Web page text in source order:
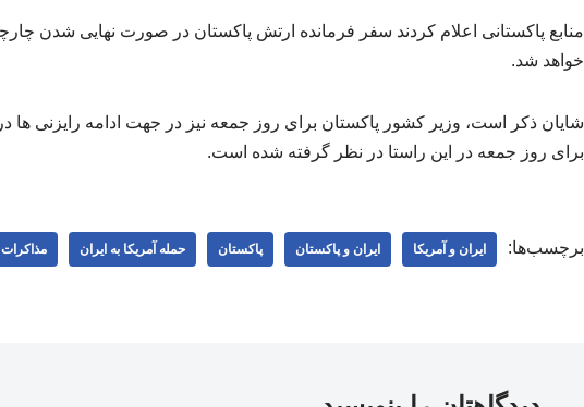
منابع پاکستانی اعلام کردند سفر فرمانده ارتش پاکستان در صورت نهایی شدن
خواهد شد.
شایان ذکر است، وزیر کشور پاکستان برای روز جمعه نیز در جهت ادامه رایزنی ها
برای روز جمعه در این راستا در نظر گرفته شده است.
برچسب‌ها: ایران و آمریکا ایران و پاکستان پاکستان حمله آمریکا به ایران مذاکرات